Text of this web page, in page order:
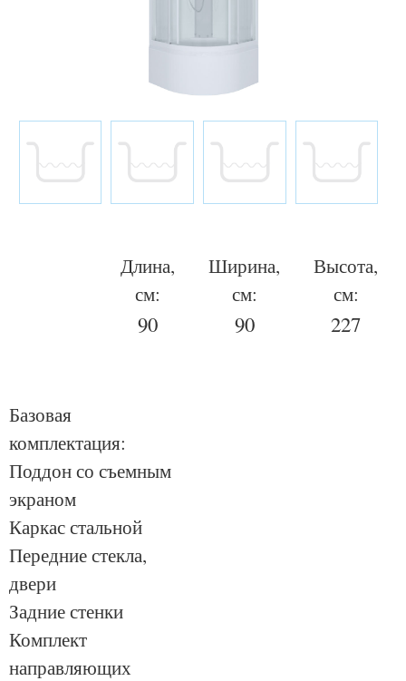
Длина,
см:
90
Ширина,
см:
90
Высота,
см:
227
Базовая
комплектация:
Поддон со съемным
экраном
Каркас стальной
Передние стекла,
двери
Задние стенки
Комплект
направляющих